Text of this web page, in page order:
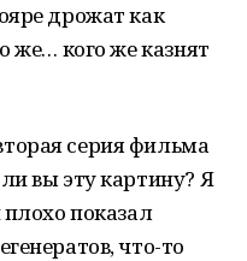
дрожат как
же… кого же казнят
серия фильма
вы эту картину? Я
показал
что-то